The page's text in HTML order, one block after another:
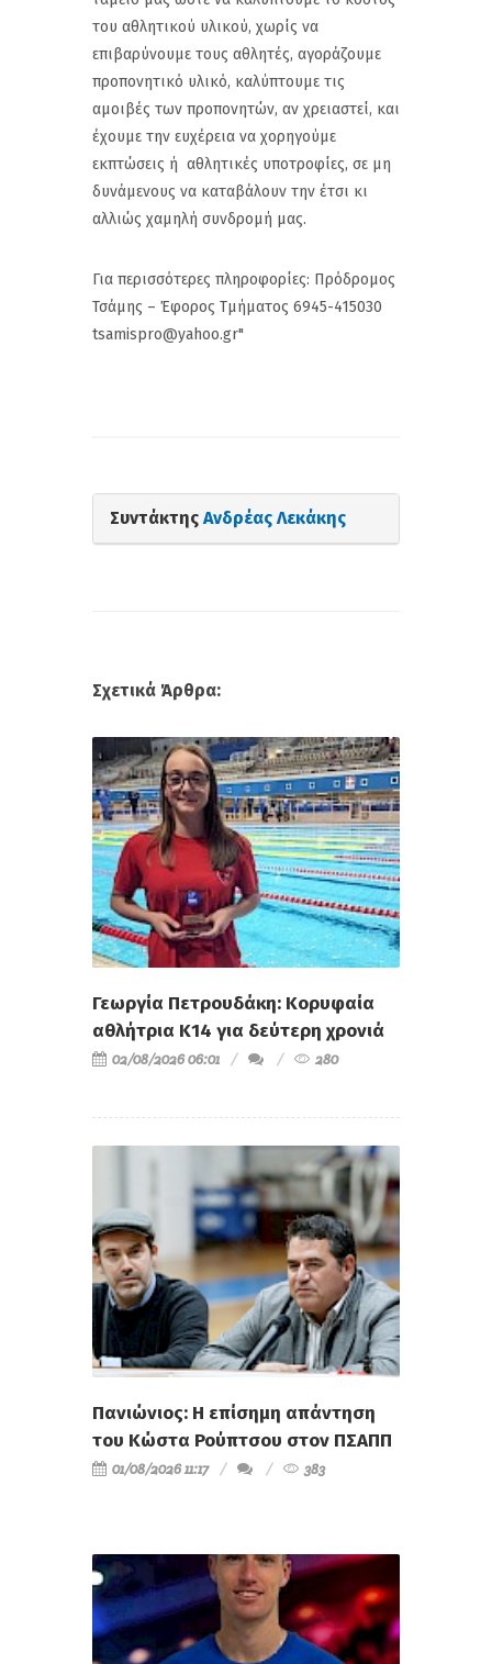
του αθλητικού υλικού, χωρίς να
επιβαρύνουμε τους αθλητές, αγοράζουμε
προπονητικό υλικό, καλύπτουμε τις
αμοιβές των προπονητών, αν χρειαστεί, και
έχουμε την ευχέρεια να χορηγούμε
εκπτώσεις ή αθλητικές υποτροφίες, σε μη
δυνάμενους να καταβάλουν την έτσι κι
αλλιώς χαμηλή συνδρομή μας.
Για περισσότερες πληροφορίες: Πρόδρομος
Τσάμης – Έφορος Τμήματος 6945-415030
tsamispro@yahoo.gr"
Συντάκτης Ανδρέας Λεκάκης
Σχετικά Άρθρα:
Γεωργία Πετρουδάκη: Κορυφαία
αθλήτρια Κ14 για δεύτερη χρονιά
02/08/2026 06:01 280
Πανιώνιος: Η επίσημη απάντηση
του Κώστα Ρούπτσου στον ΠΣΑΠΠ
01/08/2026 11:17 383